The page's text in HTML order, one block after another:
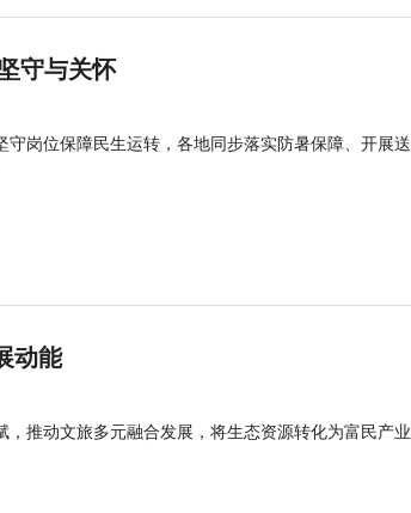
守与关怀
守岗位保障民生运转，各地同步落实防暑保障、开展
动能
，推动文旅多元融合发展，将生态资源转化为富民产